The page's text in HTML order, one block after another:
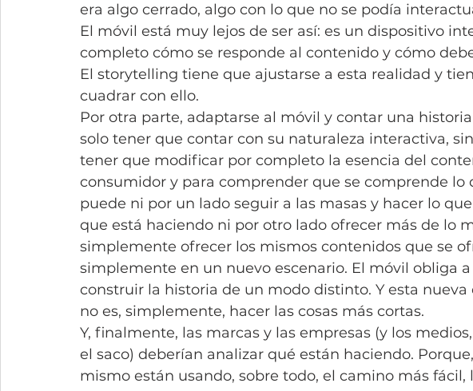
era algo cerrado, algo con lo que no se podía
El móvil está muy lejos de ser así: es un dispositivo
completo cómo se responde al contenido y cómo
El storytelling tiene que ajustarse a esta realidad y
cuadrar con ello.
Por otra parte, adaptarse al móvil y contar una
solo tener que contar con su naturaleza interactiva,
tener que modificar por completo la esencia del
consumidor y para comprender que se comprende lo
puede ni por un lado seguir a las masas y hacer lo
que está haciendo ni por otro lado ofrecer más de lo
simplemente ofrecer los mismos contenidos que se
simplemente en un nuevo escenario. El móvil obliga
construir la historia de un modo distinto. Y esta
no es, simplemente, hacer las cosas más cortas.
Y, finalmente, las marcas y las empresas (y los
el saco) deberían analizar qué están haciendo.
mismo están usando, sobre todo, el camino más